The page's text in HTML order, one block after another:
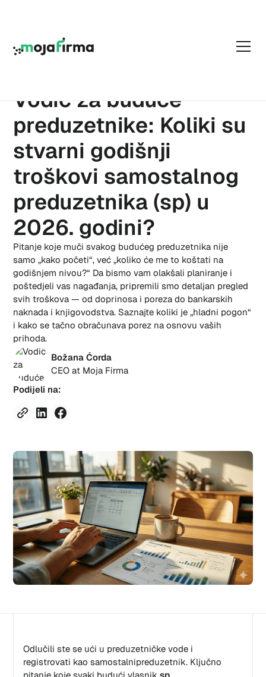
Vodič za buduće
preduzetnike: Koliki su
stvarni godišnji
troškovi samostalnog
preduzetnika (sp) u
2026. godini?
Pitanje koje muči svakog budućeg preduzetnika nije
samo „kako početi“, već „koliko će me to koštati na
godišnjem nivou?“ Da bismo vam olakšali planiranje i
poštedjeli vas nagađanja, pripremili smo detaljan pregled
svih troškova — od doprinosa i poreza do bankarskih
naknada i knjigovodstva. Saznajte koliki je „hladni pogon“
i kako se tačno obračunava porez na osnovu vaših
prihoda.
Božana Ćorda
CEO at Moja Firma
Podijeli na:
Odlučili ste se ući u preduzetničke vode i
registrovati kao samostalnipreduzetnik. Ključno